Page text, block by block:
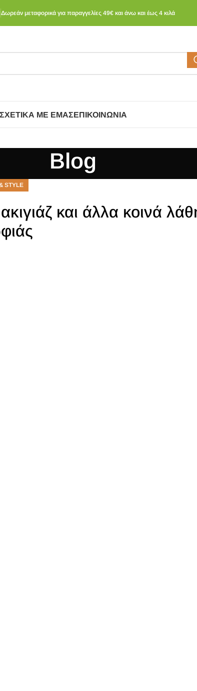
Δωρεάν μεταφορικά για παραγγελίες 49€ και άνω και έως 4 κιλά
ΣΧΕΤΙΚΆ ΜΕ ΕΜΆΣΕΠΙΚΟΙΝΩΝΊΑ
Blog
STYLE
και άλλα κοινά